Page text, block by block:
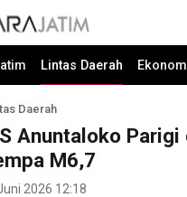
Lintas Daerah
Daerah
Anuntaloko
M6,7
2026 12:18